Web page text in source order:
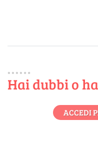
Hai dubbi o
ACCEDI